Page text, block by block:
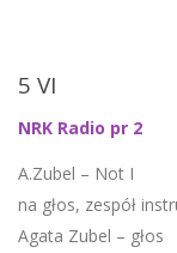
5 VI
NRK Radio pr 2
A.Zubel – Not I
na głos, zespół
Agata Zubel – głos